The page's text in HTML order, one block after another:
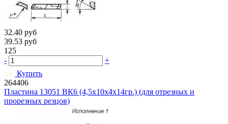
32.40 руб
39.53 руб
125
-
+
Купить
264406
Пластина 13051 ВК6 (4,5х10х4х14гр.) (для отрезных и
прорезных резцов)